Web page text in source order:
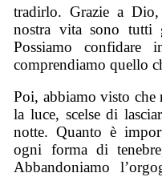
tradirlo. Grazie a
nostra vita sono tutti
Possiamo
comprendiamo quello
Poi, abbiamo visto che
la luce, scelse di
notte. Quanto è
ogni forma di
Abbandoniamo